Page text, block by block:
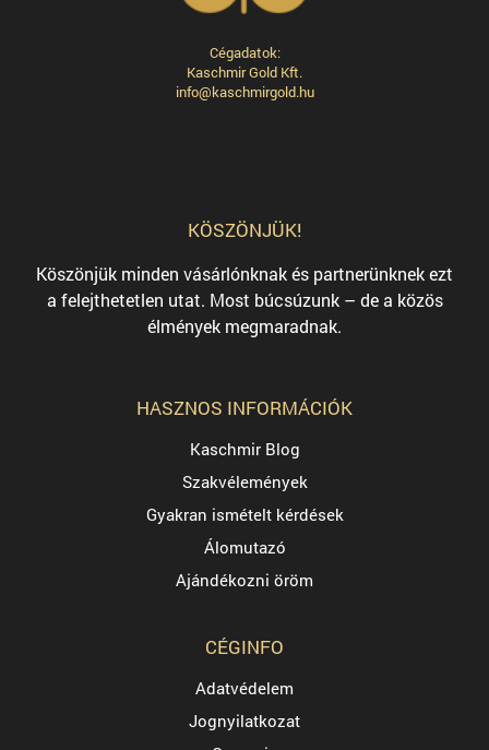
Cégadatok:
Kaschmir Gold Kft.
info@kaschmirgold.hu
KÖSZÖNJÜK!
Köszönjük minden vásárlónknak és partnerünknek ezt
a felejthetetlen utat. Most búcsúzunk – de a közös
élmények megmaradnak.
HASZNOS INFORMÁCIÓK
Kaschmir Blog
Szakvélemények
Gyakran ismételt kérdések
Álomutazó
Ajándékozni öröm
CÉGINFO
Adatvédelem
Jognyilatkozat